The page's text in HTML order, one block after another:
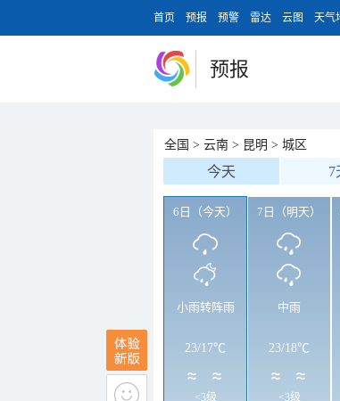
首页 预报 预警 雷达 云图 天气
预报
全国 > 云南 > 昆明 > 城区
今天 7
6日（今天）
小雨转阵雨
23/17℃
<3级
7日（明天）
中雨
23/18℃
<3级